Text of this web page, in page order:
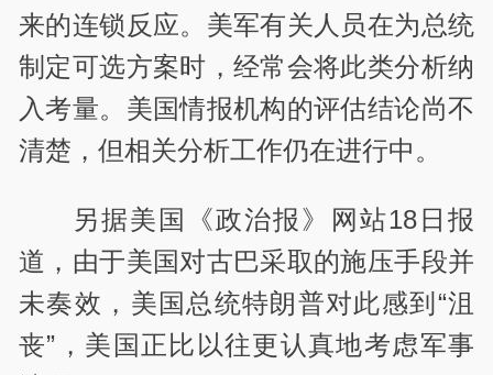
来的连锁反应。美军有关人员在为总统
制定可选方案时，经常会将此类分析纳
入考量。美国情报机构的评估结论尚不
清楚，但相关分析工作仍在进行中。
另据美国《政治报》网站18日报
道，由于美国对古巴采取的施压手段并
未奏效，美国总统特朗普对此感到“沮
丧”，美国正比以往更认真地考虑军事